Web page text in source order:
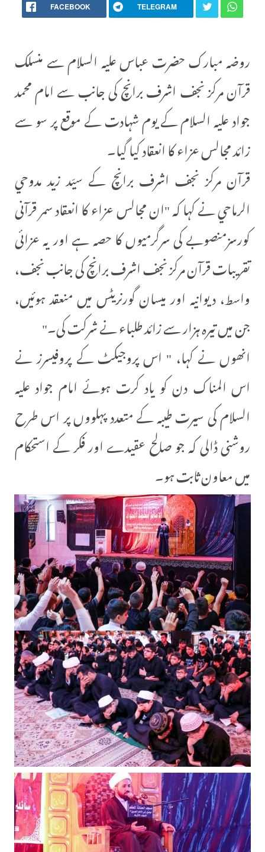
FACEBOOK TELEGRAM
روضہ مبارک حضرت عباس علیہ السلام سے منسلک
قرآن مرکز نجف اشرف برانچ کی جانب سے امام محمد
جواد علیہ السلام کے یوم شہادت کے موقع پر سو سے
زائد مجالس عزاء کا انعقاد کیا گیا۔
قرآن مرکز نجف اشرف برانچ کے سيّد زيد مدوحي
الرماحي نے کہا کہ "ان مجالس عزاء کا انعقاد سمر قرآنی
کورسزمنصوبے کی سرگرمیوں کا حصہ ہے اور یہ عزائی
تقریبات قرآن مرکز نجف اشرف برانچ کی جانب نجف،
واسط، دیوانیہ اور میسان گورنریٹس میں منعقد ہوئیں،
جن میں تیرہ ہزار سے زائد طلباء نے شرکت کی۔"
انھوں نے کہا، " اس پروجیکٹ کے پروفیسرز نے
اس المناک دن کو یاد کرت ہوئے امام جواد علیہ
السلام کی سیرت طیبہ کے متعدد پہلووں پر اس طرح
روشنی ڈالی کہ جو صالح عقیدے اور فکر کے استحکام
میں معاون ثابت ہو۔